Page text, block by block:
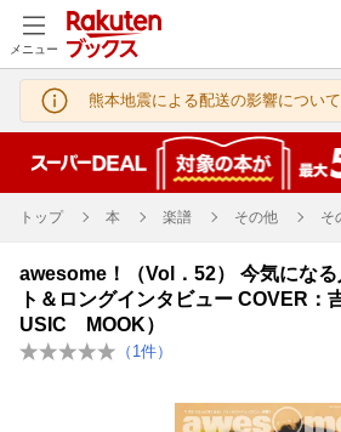
メニュー
熊本地震による配送の影響について
トップ 本 楽譜 その他 そ
awesome！（Vol．52） 今気にな
ト＆ロングインタビュー COVER
USIC MOOK）
（ 1 件）